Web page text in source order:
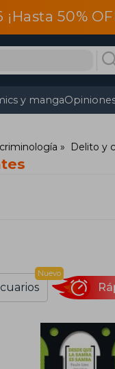
50%
y manga
Delito y
Nuevo